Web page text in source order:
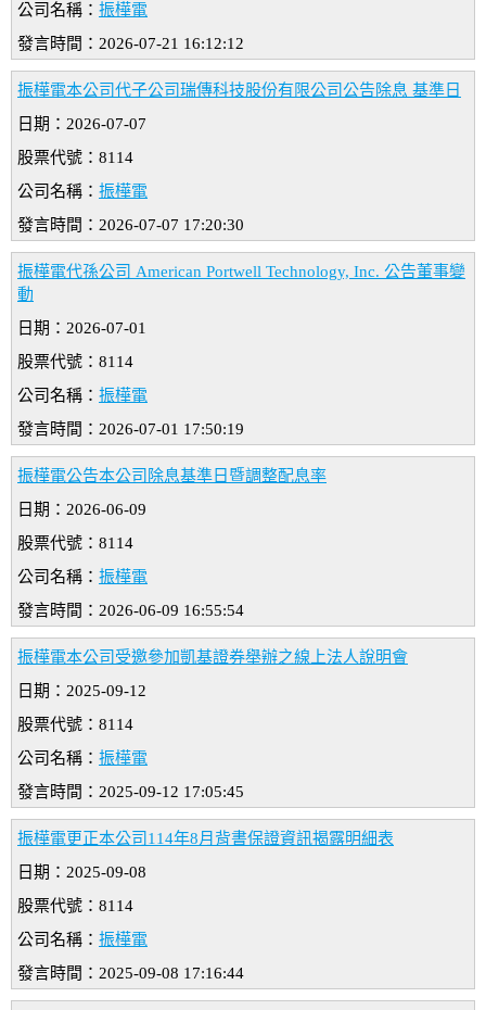
公司名稱： 振樺電
發言時間：2026-07-21 16:12:12
振樺電本公司代子公司瑞傳科技股份有限公司公告除息 基準日
日期：2026-07-07
股票代號：8114
公司名稱： 振樺電
發言時間：2026-07-07 17:20:30
振樺電代孫公司 American Portwell Technology, Inc. 公告董事變
動
日期：2026-07-01
股票代號：8114
公司名稱： 振樺電
發言時間：2026-07-01 17:50:19
振樺電公告本公司除息基準日暨調整配息率
日期：2026-06-09
股票代號：8114
公司名稱： 振樺電
發言時間：2026-06-09 16:55:54
振樺電本公司受邀參加凱基證券舉辦之線上法人說明會
日期：2025-09-12
股票代號：8114
公司名稱： 振樺電
發言時間：2025-09-12 17:05:45
振樺電更正本公司114年8月背書保證資訊揭露明細表
日期：2025-09-08
股票代號：8114
公司名稱： 振樺電
發言時間：2025-09-08 17:16:44